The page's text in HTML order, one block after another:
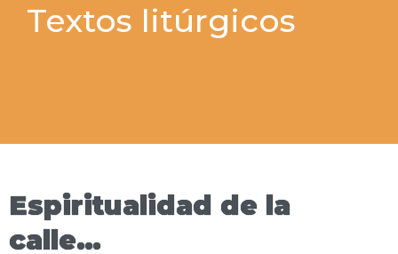
Textos litúrgicos
Espiritualidad de la
calle…